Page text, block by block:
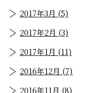
2017年3月 (5)
2017年2月 (3)
2017年1月 (11)
2016年12月 (7)
2016年11月 (8)